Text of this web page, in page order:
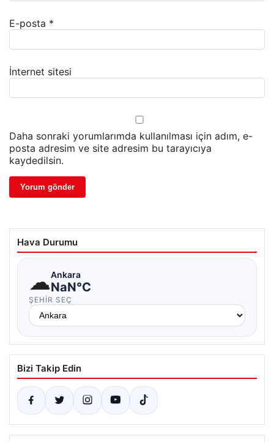
E-posta *
İnternet sitesi
Daha sonraki yorumlarımda kullanılması için adım, e-
posta adresim ve site adresim bu tarayıcıya
kaydedilsin.
Hava Durumu
☁Ankara
NaN°C
ŞEHIR SEÇ
Bizi Takip Edin